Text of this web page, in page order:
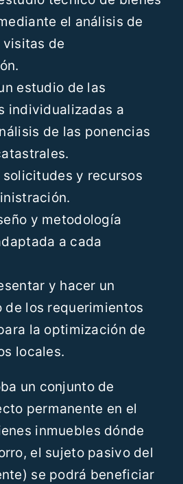
el análisis de
visitas de
estudio de las
individualizadas a
de las ponencias
solicitudes y recursos
y metodología
a cada
y hacer un
de los requerimientos
la optimización de
locales.
un conjunto de
permanente en el
inmuebles dónde
el sujeto pasivo del
se podrá beneficiar